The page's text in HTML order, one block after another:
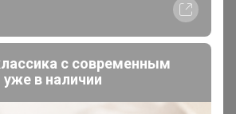
с современным
в наличии